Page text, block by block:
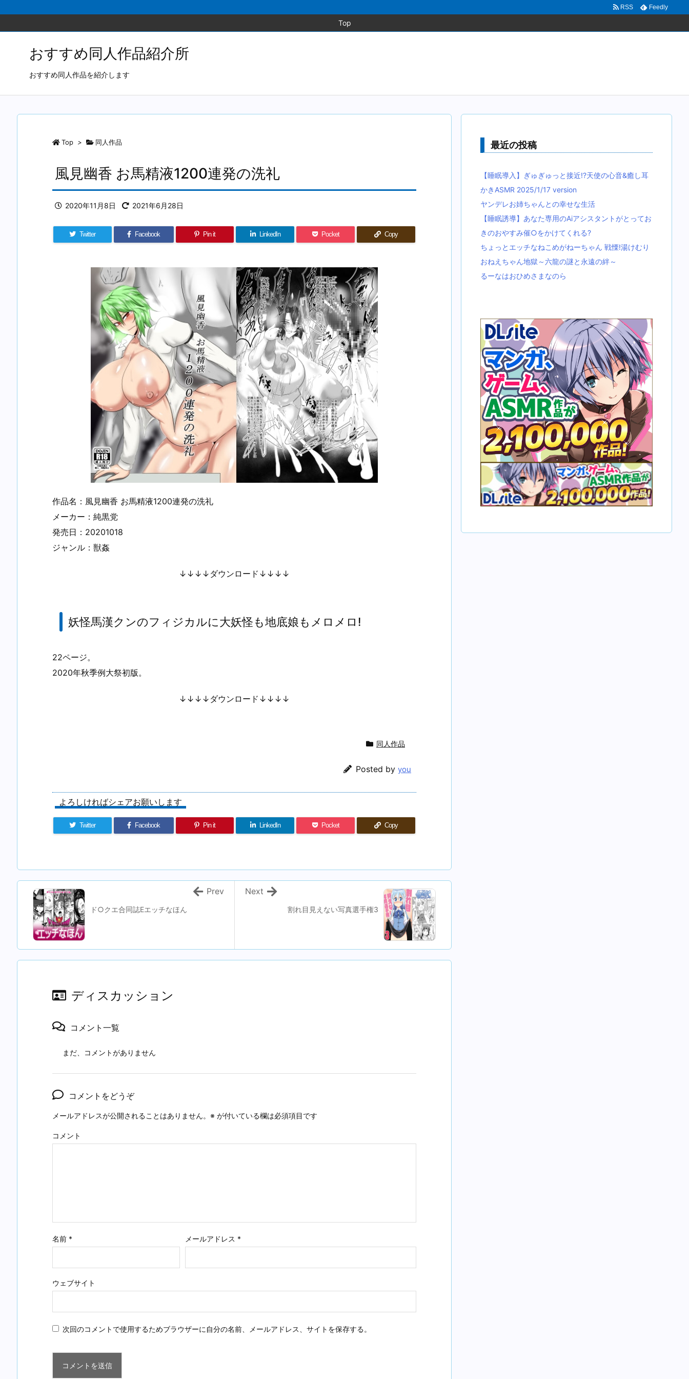
Top
RSS Feedly
おすすめ同人作品紹介所
おすすめ同人作品を紹介します
Top > 同人作品
風見幽香 お馬精液1200連発の洗礼
2020年11月8日 2021年6月28日
Twitter Facebook Pin it LinkedIn Pocket Copy
作品名：風見幽香 お馬精液1200連発の洗礼
メーカー：純黒党
発売日：20201018
ジャンル：獣姦
↓↓↓↓ダウンロード↓↓↓↓
妖怪馬漢クンのフィジカルに大妖怪も地底娘もメロメロ!
22ページ。
2020年秋季例大祭初版。
↓↓↓↓ダウンロード↓↓↓↓
同人作品
Posted by you
よろしければシェアお願いします
Twitter Facebook Pin it LinkedIn Pocket Copy
割れ目見えない写真選手権3
Next
ド○クエ合同誌Eエッチなほん
Prev
ディスカッション
コメント一覧
まだ、コメントがありません
コメントをどうぞ
メールアドレスが公開されることはありません。 ※ が付いている欄は必須項目です
コメント
名前 * メールアドレス *
ウェブサイト
次回のコメントで使用するためブラウザーに自分の名前、メールアドレス、サイトを保存する。
最近の投稿
【睡眠導入】ぎゅぎゅっと接近!?天使の心音&癒し耳
かきASMR 2025/1/17 version
ヤンデレお姉ちゃんとの幸せな生活
【睡眠誘導】あなた専用のAiアシスタントがとってお
きのおやすみ催○をかけてくれる?
ちょっとエッチなねこめがねーちゃん 戦慄!湯けむり
おねえちゃん地獄～六龍の謎と永遠の絆～
るーなはおひめさまなのら